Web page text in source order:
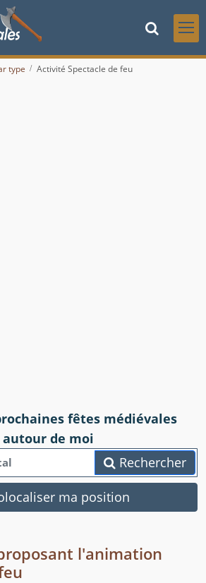
type Activité Spectacle de feu
fêtes médiévales
autour de moi
Rechercher
ma position
l'animation